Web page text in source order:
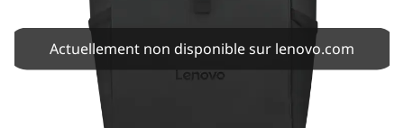
Actuellement non disponible sur lenovo.com